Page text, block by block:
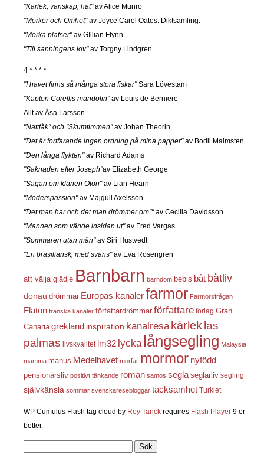
"Kärlek, vänskap, hat"av Alice Munro
"Mörker och Ömhet"av Joyce Carol Oates. Diktsamling.
"Mörka platser"av GIllian Flynn
"Till sanningens lov"av Torgny Lindgren
4 * * * *
"I havet finns så många stora fiskar"Sara Lövestam
"Kapten Corellis mandolin"av Louis de Berniere
Allt av Åsa Larsson
"Nattfåk" och "Skumtimmen"av Johan Theorin
"Det är fortfarande ingen ordning på mina papper"av Bodil Malmsten
"Den långa flykten"av Richard Adams
"Saknaden efter Joseph"av Elizabeth George
"Sagan om klanen Otori"av Lian Hearn
"Moderspassion"av Majgull Axelsson
"Det man har och det man drömmer om""av Cecilia Davidsson
"Mannen som vände insidan ut"av Fred Vargas
"Sommaren utan män"av Siri Hustvedt
"En brasiliansk, med svans"av Eva Rosengren
att välja glädje Barnbarn barndom bebis båt båtliv
donau drömmar Europas kanalerfarmor Farmorsfrågan
Flatön franska kanaler författardrömmar författare förlag Gran
Canaria grekland inspiration kanalresa kärleklas
palmas livskvalitet lm32 lycka långsegling Malaysia
mamma manus Medelhavet morfar mormor nyfödd
pensionärsliv positivt tänkande roman samos segla seglarliv segling
självkänsla sommar svenskaresebloggar tacksamhet Turkiet
WP Cumulus Flash tag cloud by Roy Tanck requires Flash Player 9 or
better.